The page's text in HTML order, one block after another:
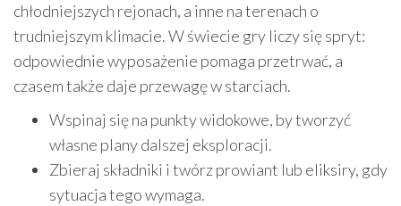
chłodniejszych rejonach, a inne na terenach o
trudniejszym klimacie. W świecie gry liczy się spryt:
odpowiednie wyposażenie pomaga przetrwać, a
czasem także daje przewagę w starciach.
Wspinaj się na punkty widokowe, by tworzyć
własne plany dalszej eksploracji.
Zbieraj składniki i twórz prowiant lub eliksiry, gdy
sytuacja tego wymaga.